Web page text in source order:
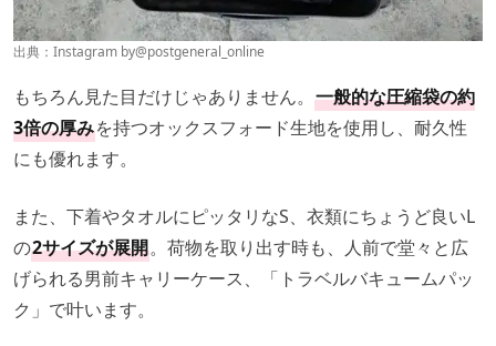
出典：Instagram by@postgeneral_online
もちろん見た目だけじゃありません。 一般的な圧縮袋の約
3倍の厚みを持つオックスフォード生地を使用し、耐久性
にも優れます。
また、下着やタオルにピッタリなS、衣類にちょうど良いL
の2サイズが展開。荷物を取り出す時も、人前で堂々と広
げられる男前キャリーケース、「トラベルバキュームパッ
ク」で叶います。